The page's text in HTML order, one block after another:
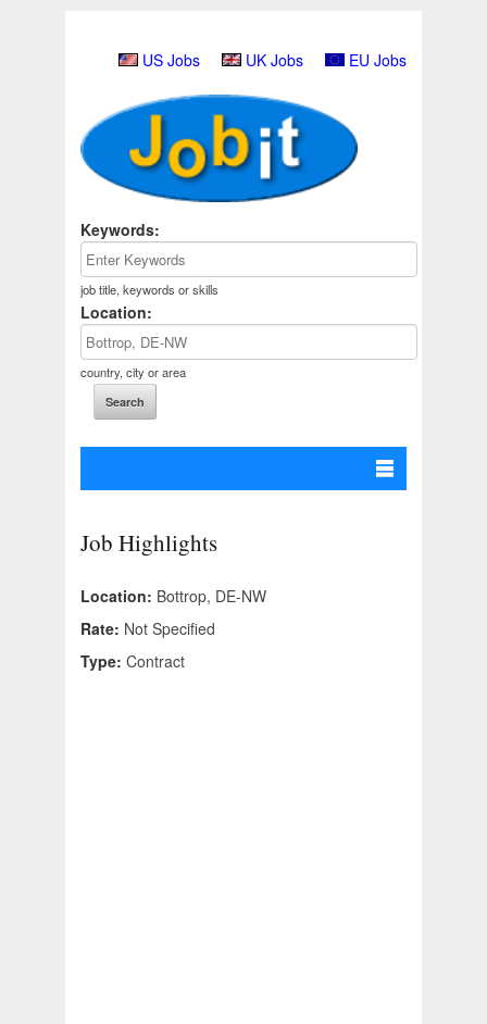
US Jobs UK Jobs EU Jobs
Keywords:
job title, keywords or skills
Location:
country, city or area
Job Highlights
Location: Bottrop, DE-NW
Rate: Not Specified
Type: Contract